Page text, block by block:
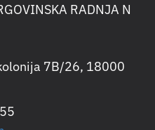
RADNJA N
7B/26, 18000